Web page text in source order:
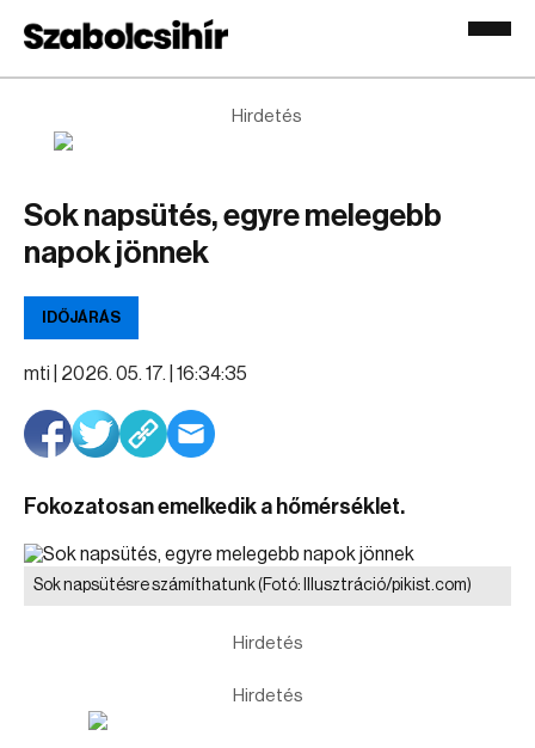
Hirdetés
Sok napsütés, egyre melegebb
napok jönnek
IDŐJÁRÁS
mti | 2026. 05. 17. | 16:34:35
Fokozatosan emelkedik a hőmérséklet.
Sok napsütésre számíthatunk(Fotó: Illusztráció/pikist.com)
Hirdetés
Hirdetés